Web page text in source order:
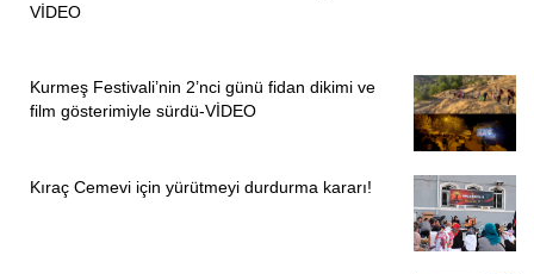
VİDEO
Kurmeş Festivali’nin 2’nci günü fidan dikimi ve
film gösterimiyle sürdü-VİDEO
Kıraç Cemevi için yürütmeyi durdurma kararı!